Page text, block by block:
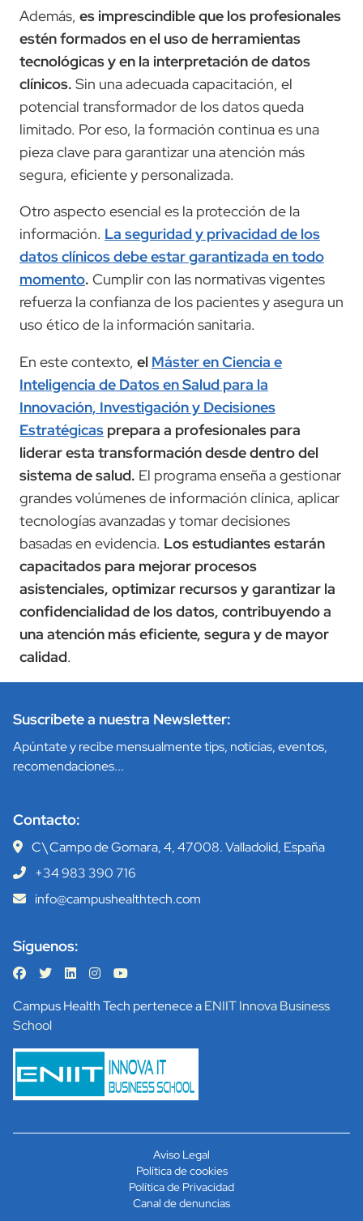
Además, es imprescindible que los profesionales
estén formados en el uso de herramientas
tecnológicas y en la interpretación de datos
clínicos. Sin una adecuada capacitación, el
potencial transformador de los datos queda
limitado. Por eso, la formación continua es una
pieza clave para garantizar una atención más
segura, eficiente y personalizada.
Otro aspecto esencial es la protección de la
información. La seguridad y privacidad de los
datos clínicos debe estar garantizada en todo
momento. Cumplir con las normativas vigentes
refuerza la confianza de los pacientes y asegura un
uso ético de la información sanitaria.
En este contexto, el Máster en Ciencia e
Inteligencia de Datos en Salud para la
Innovación, Investigación y Decisiones
Estratégicas prepara a profesionales para
liderar esta transformación desde dentro del
sistema de salud. El programa enseña a gestionar
grandes volúmenes de información clínica, aplicar
tecnologías avanzadas y tomar decisiones
basadas en evidencia. Los estudiantes estarán
capacitados para mejorar procesos
asistenciales, optimizar recursos y garantizar la
confidencialidad de los datos, contribuyendo a
una atención más eficiente, segura y de mayor
calidad.
Suscríbete a nuestra Newsletter:
Apúntate y recibe mensualmente tips, noticias, eventos,
recomendaciones...
Contacto:
C\ Campo de Gomara, 4, 47008. Valladolid, España
+34 983 390 716
info@campushealthtech.com
Síguenos:
Campus Health Tech pertenece aENIIT Innova Business
School
Aviso Legal
Política de cookies
Política de Privacidad
Canal de denuncias